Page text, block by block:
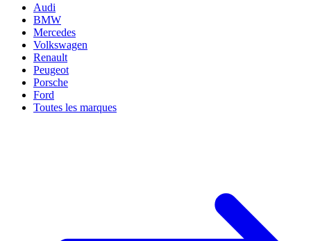
Audi
BMW
Mercedes
Volkswagen
Renault
Peugeot
Porsche
Ford
Toutes les marques